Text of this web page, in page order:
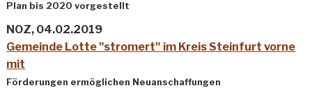
Plan bis 2020 vorgestellt
NOZ, 04.02.2019
Gemeinde Lotte "stromert" im Kreis Steinfurt vorne
mit
Förderungen ermöglichen Neuanschaffungen